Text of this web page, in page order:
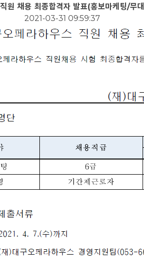
원 채용 최종합격자 발표(홍보마케팅/무
2021-03-31 09:59:37